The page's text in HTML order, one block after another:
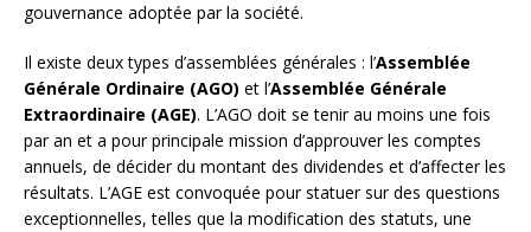
gouvernance adoptée par la société.
Il existe deux types d’assemblées générales : l’Assemblée
Générale Ordinaire (AGO) et l’Assemblée Générale
Extraordinaire (AGE). L’AGO doit se tenir au moins une fois
par an et a pour principale mission d’approuver les comptes
annuels, de décider du montant des dividendes et d’affecter les
résultats. L’AGE est convoquée pour statuer sur des questions
exceptionnelles, telles que la modification des statuts, une